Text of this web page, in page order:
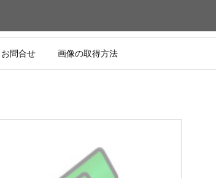
お問合せ 画像の取得方法